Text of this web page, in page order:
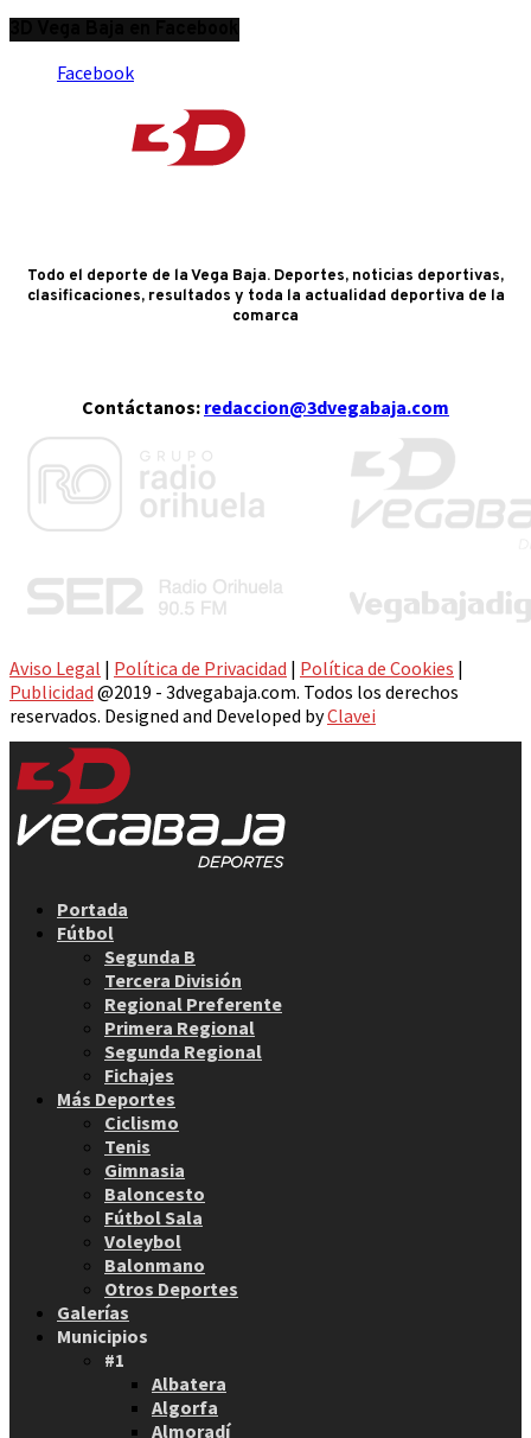
Facebook
Todo el deporte de la Vega Baja. Deportes, noticias deportivas,
clasificaciones, resultados y toda la actualidad deportiva de la
comarca
Contáctanos: redaccion@3dvegabaja.com
Aviso Legal | Política de Privacidad | Política de Cookies |
Publicidad @2019 - 3dvegabaja.com. Todos los derechos
reservados. Designed and Developed byClavei
Portada
Fútbol
Segunda B
Tercera División
Regional Preferente
Primera Regional
Segunda Regional
Fichajes
Más Deportes
Ciclismo
Tenis
Gimnasia
Baloncesto
Fútbol Sala
Voleybol
Balonmano
Otros Deportes
Galerías
Municipios
#1
Albatera
Algorfa
Almoradí